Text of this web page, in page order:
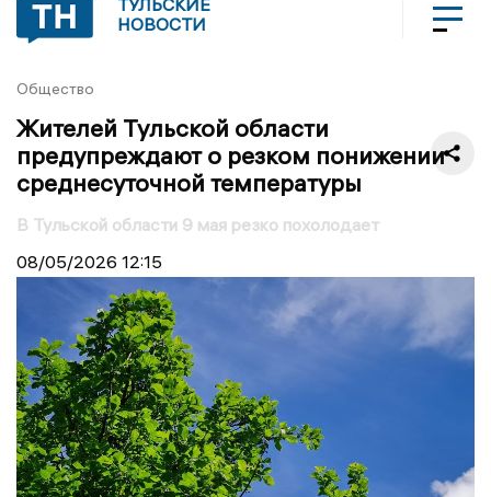
ТУЛЬСКИЕ
НОВОСТИ
Общество
Жителей Тульской области
предупреждают о резком понижении
среднесуточной температуры
В Тульской области 9 мая резко похолодает
08/05/2026 12:15